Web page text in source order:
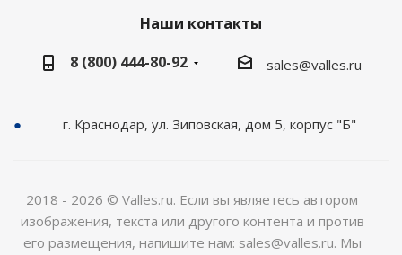
Наши контакты
8 (800) 444-80-92
sales@valles.ru
г. Краснодар, ул. Зиповская, дом 5, корпус "Б"
2018 - 2026 © Valles.ru. Если вы являетесь автором
изображения, текста или другого контента и против
его размещения, напишите нам: sales@valles.ru. Мы